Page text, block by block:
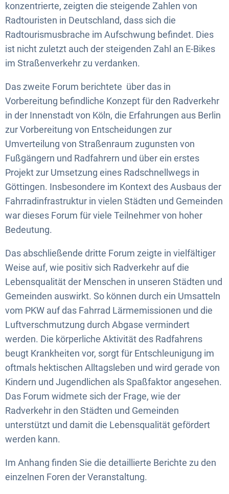
konzentrierte, zeigten die steigende Zahlen von
Radtouristen in Deutschland, dass sich die
Radtourismusbrache im Aufschwung befindet. Dies
ist nicht zuletzt auch der steigenden Zahl an E-Bikes
im Straßenverkehr zu verdanken.
Das zweite Forum berichtete über das in
Vorbereitung befindliche Konzept für den Radverkehr
in der Innenstadt von Köln, die Erfahrungen aus Berlin
zur Vorbereitung von Entscheidungen zur
Umverteilung von Straßenraum zugunsten von
Fußgängern und Radfahrern und über ein erstes
Projekt zur Umsetzung eines Radschnellwegs in
Göttingen. Insbesondere im Kontext des Ausbaus der
Fahrradinfrastruktur in vielen Städten und Gemeinden
war dieses Forum für viele Teilnehmer von hoher
Bedeutung.
Das abschließende dritte Forum zeigte in vielfältiger
Weise auf, wie positiv sich Radverkehr auf die
Lebensqualität der Menschen in unseren Städten und
Gemeinden auswirkt. So können durch ein Umsatteln
vom PKW auf das Fahrrad Lärmemissionen und die
Luftverschmutzung durch Abgase vermindert
werden. Die körperliche Aktivität des Radfahrens
beugt Krankheiten vor, sorgt für Entschleunigung im
oftmals hektischen Alltagsleben und wird gerade von
Kindern und Jugendlichen als Spaßfaktor angesehen.
Das Forum widmete sich der Frage, wie der
Radverkehr in den Städten und Gemeinden
unterstützt und damit die Lebensqualität gefördert
werden kann.
Im Anhang finden Sie die detaillierte Berichte zu den
einzelnen Foren der Veranstaltung.